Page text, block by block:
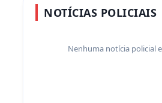
NOTÍCIAS POLICIAIS
Nenhuma notícia policial